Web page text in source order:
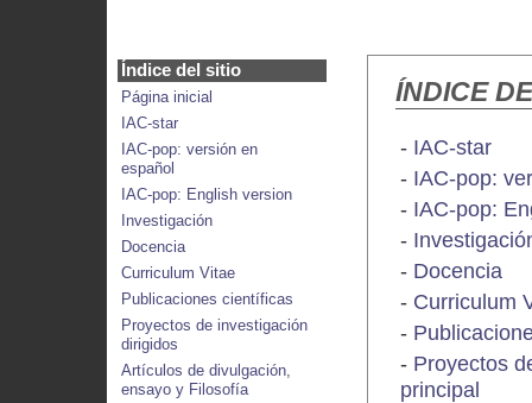
ÍNDICE
- IAC-star
- IAC-pop:
- IAC-pop:
-
- Docencia
- Curriculum
-
- Proyectos
principal
Índice del sitio
Página inicial
IAC-star
IAC-pop: versión en
español
IAC-pop: English version
Investigación
Docencia
Curriculum Vitae
Publicaciones científicas
Proyectos de investigación
dirigidos
Artículos de divulgación,
ensayo y Filosofía